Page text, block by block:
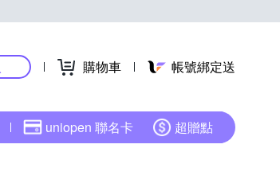
購物車 帳號綁定送
uniopen 聯名卡 超贈點